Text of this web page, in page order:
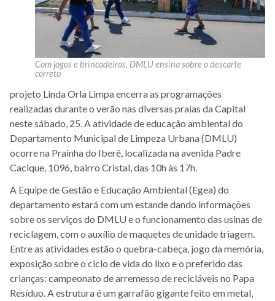
Com jogos e brincadeiras, DMLU ensina sobre o descarte
correto
projeto Linda Orla Limpa encerra as programações
realizadas durante o verão nas diversas praias da Capital
neste sábado, 25. A atividade de educação ambiental do
Departamento Municipal de Limpeza Urbana (DMLU)
ocorre na Prainha do Iberê, localizada na avenida Padre
Cacique, 1096, bairro Cristal, das 10h às 17h.
A Equipe de Gestão e Educação Ambiental (Egea) do
departamento estará com um estande dando informações
sobre os serviços do DMLU e o funcionamento das usinas de
reciclagem, com o auxílio de maquetes de unidade triagem.
Entre as atividades estão o quebra-cabeça, jogo da memória,
exposição sobre o ciclo de vida do lixo e o preferido das
crianças: campeonato de arremesso de recicláveis no Papa
Resíduo. A estrutura é um garrafão gigante feito em metal,